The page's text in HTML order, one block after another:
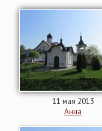
11 мая 2013
Анна